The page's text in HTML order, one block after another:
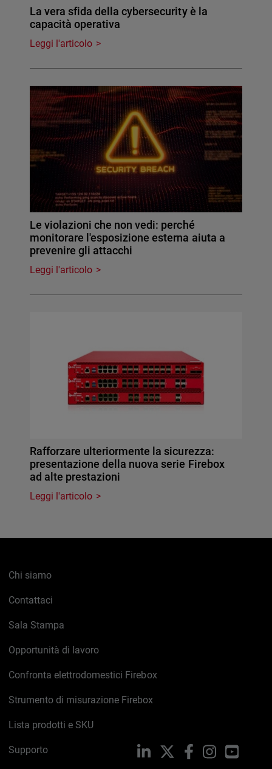
La vera sfida della cybersecurity è la
capacità operativa
Leggi l'articolo
Le violazioni che non vedi: perché
monitorare l'esposizione esterna aiuta a
prevenire gli attacchi
Leggi l'articolo
Rafforzare ulteriormente la sicurezza:
presentazione della nuova serie Firebox
ad alte prestazioni
Leggi l'articolo
Chi siamo
Contattaci
Sala Stampa
Opportunità di lavoro
Confronta elettrodomestici Firebox
Strumento di misurazione Firebox
Lista prodotti e SKU
Supporto LinkedIn FacebookInstagram